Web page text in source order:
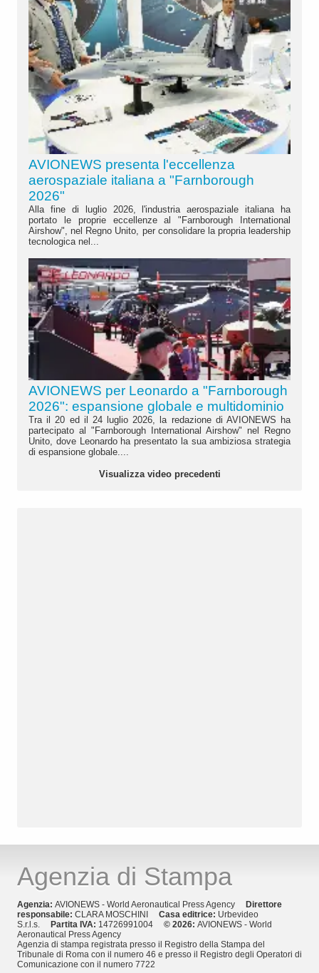
AVIONEWS presenta l'eccellenza
aerospaziale italiana a "Farnborough
2026"
Alla fine di luglio 2026, l'industria aerospaziale italiana ha
portato le proprie eccellenze al "Farnborough International
Airshow", nel Regno Unito, per consolidare la propria leadership
tecnologica nel...
AVIONEWS per Leonardo a "Farnborough
2026": espansione globale e multidominio
Tra il 20 ed il 24 luglio 2026, la redazione di AVIONEWS ha
partecipato al "Farnborough International Airshow" nel Regno
Unito, dove Leonardo ha presentato la sua ambiziosa strategia
di espansione globale....
Visualizza video precedenti
Agenzia di Stampa
Agenzia: AVIONEWS - World Aeronautical Press Agency
Direttore
responsabile: CLARA MOSCHINI Casa editrice: Urbevideo
S.r.l.s.
Partita IVA: 14726991004 © 2026: AVIONEWS - World
Aeronautical Press Agency
Agenzia di stampa registrata presso il Registro della Stampa del
Tribunale di Roma con il numero 46 e presso il Registro degli Operatori di
Comunicazione con il numero 7722